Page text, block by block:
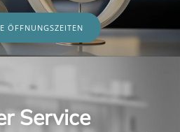
ÖFFNUNGSZEITEN
Service